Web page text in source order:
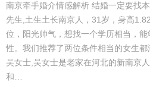
南京牵手婚介情感解析 结婚一定要找
先生,土生土长南京人，31岁，身高
位，阳光帅气，想找一个学历相当，
性。我们推荐了两位条件相当的女生
吴女士,吴女士是老家在河北的新南京
和…